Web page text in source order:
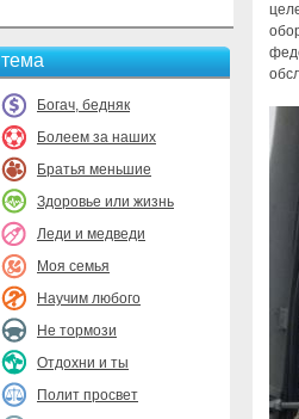
тема
Богач, бедняк
Болеем за наших
Братья меньшие
Здоровье или жизнь
Леди и медведи
Моя семья
Научим любого
Не тормози
Отдохни и ты
Полит просвет